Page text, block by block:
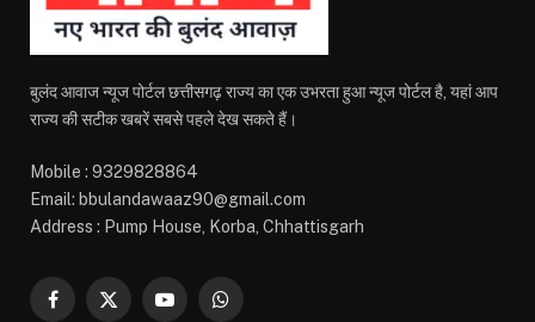
बुलंद आवाज न्यूज पोर्टल छत्तीसगढ़ राज्य का एक उभरता हुआ न्यूज पोर्टल है, यहां आप
राज्य की सटीक खबरें सबसे पहले देख सकते हैं।
Mobile : 9329828864
Email: bbulandawaaz90@gmail.com
Address : Pump House, Korba, Chhattisgarh
Facebook
X
YouTubeWhatsApp